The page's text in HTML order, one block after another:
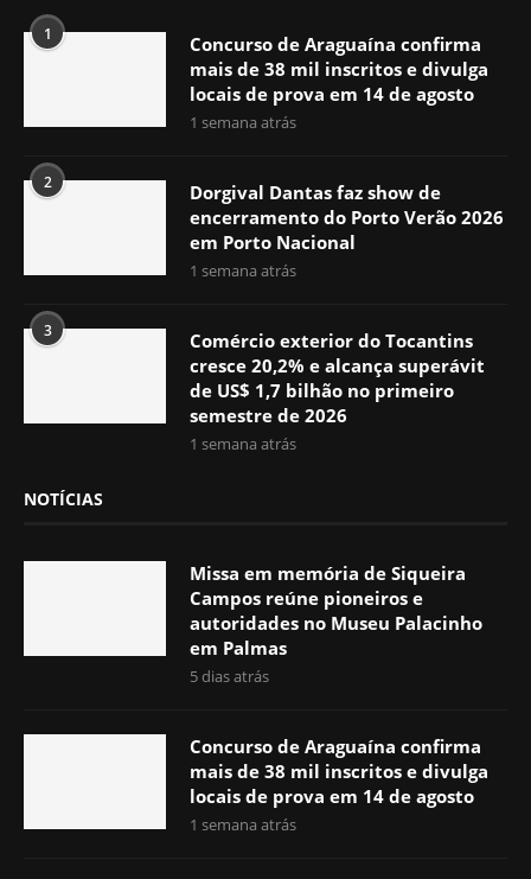
1
Concurso de Araguaína confirma
mais de 38 mil inscritos e divulga
locais de prova em 14 de agosto
1 semana atrás
2
Dorgival Dantas faz show de
encerramento do Porto Verão 2026
em Porto Nacional
1 semana atrás
3
Comércio exterior do Tocantins
cresce 20,2% e alcança superávit
de US$ 1,7 bilhão no primeiro
semestre de 2026
1 semana atrás
NOTÍCIAS
Missa em memória de Siqueira
Campos reúne pioneiros e
autoridades no Museu Palacinho
em Palmas
5 dias atrás
Concurso de Araguaína confirma
mais de 38 mil inscritos e divulga
locais de prova em 14 de agosto
1 semana atrás